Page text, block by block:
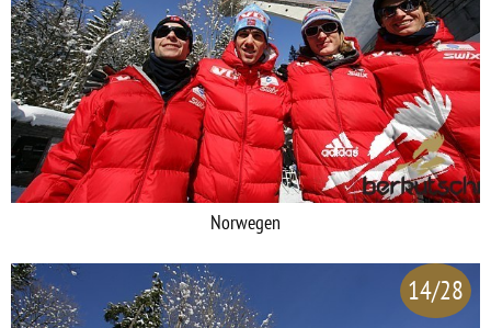
Norwegen
14/28